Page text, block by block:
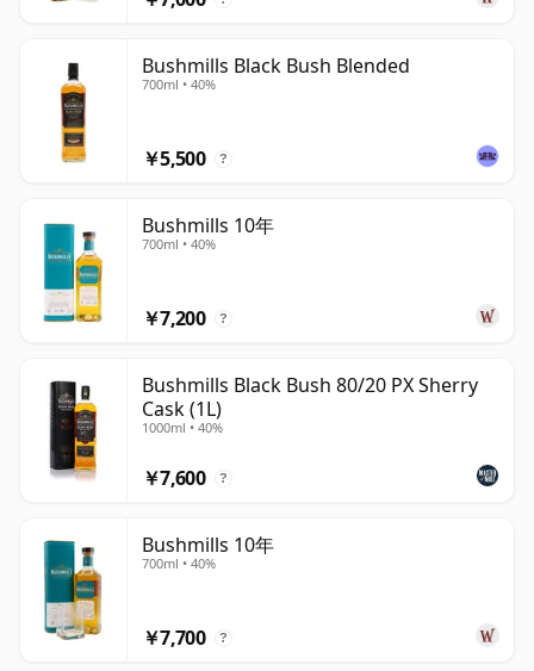
Bushmills Black Bush Blended
700ml • 40%
￥5,500 ?
Bushmills 10年
700ml • 40%
￥7,200 ?
Bushmills Black Bush 80/20 PX Sherry
Cask (1L)
1000ml • 40%
￥7,600 ?
Bushmills 10年
700ml • 40%
￥7,700 ?